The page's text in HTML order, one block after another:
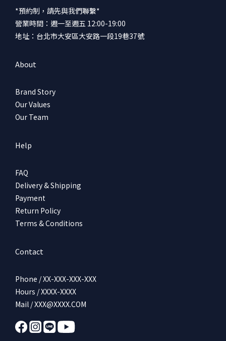
*預約制，請先與我們聯繫*
營業時間：週一至週五 12:00-19:00
地址：台北市大安區大安路一段19巷37號
About
Brand Story
Our Values
Our Team
Help
FAQ
Delivery & Shipping
Payment
Return Policy
Terms & Conditions
Contact
Phone / XX-XXX-XXX-XXX
Hours / XXXX-XXXX
Mail / XXX@XXXX.COM